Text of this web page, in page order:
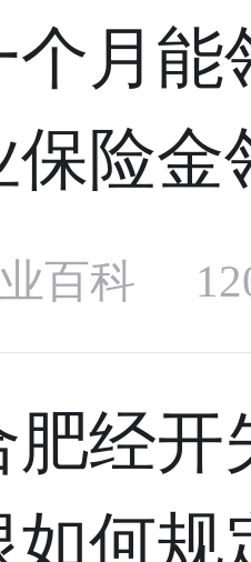
个月能
保险金
百科
肥经开
如何规